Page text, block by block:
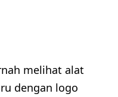
melihat alat
dengan logo